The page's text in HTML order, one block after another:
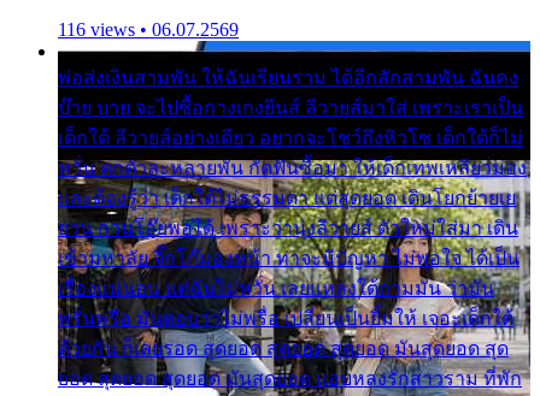
116 views • 06.07.2569
พ่อส่งเงินสามพัน ให้ฉันเรียนราม ได้อีกสักสามพัน ฉันคง
บ๊าย บาย จะไปซื้อกางเกงยีนส์ ลีวายส์มาใส่ เพราะเราเป็น
เด็กใต้ ลีวายส์อย่างเดียว อยากจะโชว์ถึงหิวโซ เด็กใต้ก็ไม่
หวั่น ตกตัวละหลายพัน กัดฟันซื้อมา ให้เด็กเทพเหลียวมอง
และต้องรู้ว่า เด็กใต้ไม่ธรรมดา แต่สุดยอด เดินโยกย้ายเย
ยวน กวนโอ๊ยพอได้ เพราะว่านุ่งลีวายส์ ตัวใหม่ใส่มา เดิน
เข้ามหาลัย จิ๊กโก๊มองหน้า ท่าจะมีปัญหา ไม่พอใจ ได้เป็น
เรื่องแน่นอน แต่ฉันไม่หวั่น เลยแหลงใต้ถามมัน ว่ามัน
พรั่นพรือ มันตอบว่าไม่พรื่อ เปลี่ยนเป็นยิ้มให้ เจอะเด็กใต้
ด้วยกัน ก็เลยรอด สุดยอด สุดยอด สุดยอด มันสุดยอด สุด
ยอด สุดยอด สุดยอด มันสุดยอด แอบหลงรักสาวราม ที่พัก